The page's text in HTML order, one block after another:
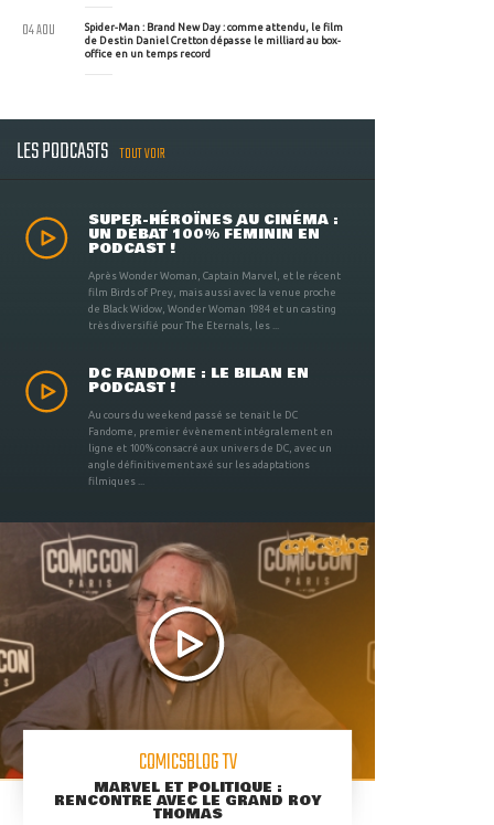
Spider-Man : Brand New Day : comme attendu, le film
de Destin Daniel Cretton dépasse le milliard au box-
office en un temps record
04 AOU
LES PODCASTS TOUT VOIR
SUPER-HÉROÏNES AU CINÉMA :
UN DÉBAT 100% FÉMININ EN
PODCAST !
Après Wonder Woman, Captain Marvel, et le récent
film Birds of Prey, mais aussi avec la venue proche
de Black Widow, Wonder Woman 1984 et un casting
très diversifié pour The Eternals, les ...
DC FANDOME : LE BILAN EN
PODCAST !
Au cours du weekend passé se tenait le DC
Fandome, premier évènement intégralement en
ligne et 100% consacré aux univers de DC, avec un
angle définitivement axé sur les adaptations
filmiques ...
COMICSBLOG TV
MARVEL ET POLITIQUE :
RENCONTRE AVEC LE GRAND ROY
THOMAS